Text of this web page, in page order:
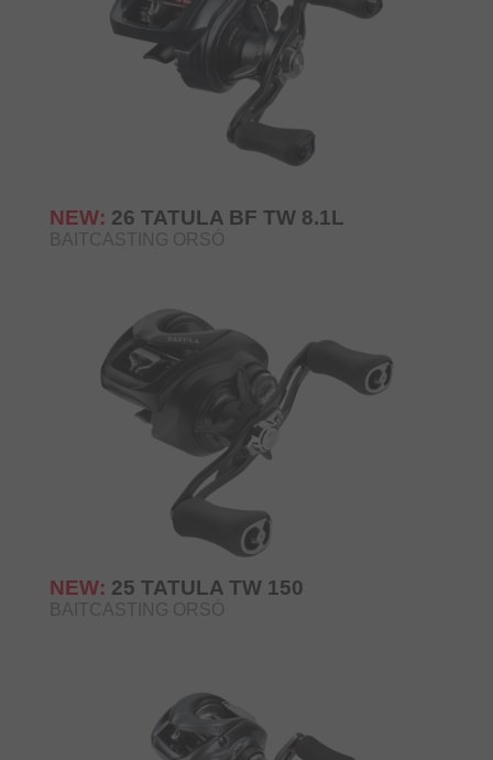
NEW: 26 TATULA BF TW 8.1L
BAITCASTING ORSÓ
NEW: 25 TATULA TW 150
BAITCASTING ORSÓ